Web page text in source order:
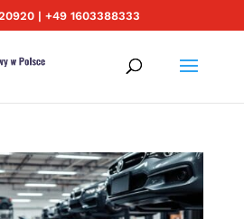
| +49 1603388333